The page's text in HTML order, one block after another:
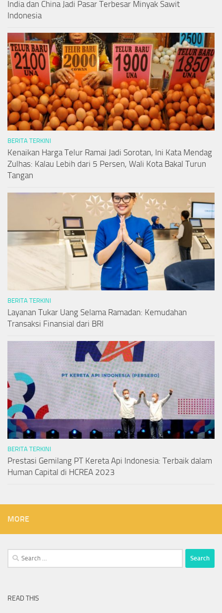
India dan China Jadi Pasar Terbesar Minyak Sawit
Indonesia
BERITA TERKINI
Kenaikan Harga Telur Ramai Jadi Sorotan, Ini Kata Mendag
Zulhas: Kalau Lebih dari 5 Persen, Wali Kota Bakal Turun
Tangan
BERITA TERKINI
Layanan Tukar Uang Selama Ramadan: Kemudahan
Transaksi Finansial dari BRI
BERITA TERKINI
Prestasi Gemilang PT Kereta Api Indonesia: Terbaik dalam
Human Capital di HCREA 2023
MORE
Search
for:
READ THIS